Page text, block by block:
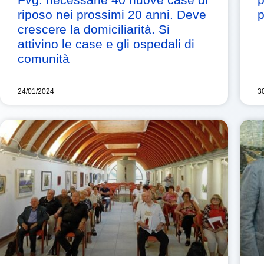
riposo nei prossimi 20 anni. Deve
crescere la domiciliarità. Si
attivino le case e gli ospedali di
comunità
24/01/2024